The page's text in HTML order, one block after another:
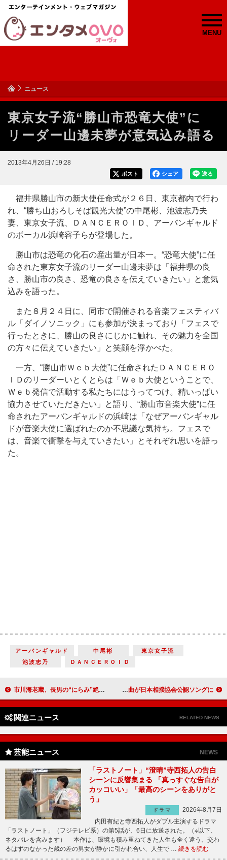
MENU
ニュース
東京女子流“勝山市恐竜大使”に
リーダー山邊未夢が意気込み語る
2013年4月26日 / 19:28
送る
シェア
ポスト
福井県勝山市の新大使任命式が２６日、東京都内で行わ
れ、“勝ち山おろしそば観光大使”の中尾彬、池波志乃夫
妻、東京女子流、ＤＡＮＣＥＲＯＩＤ、アーバンギャルド
のボーカル浜崎容子らが登場した。
勝山市は恐竜の化石の産出量が日本一。“恐竜大使”に任
命された東京女子流のリーダー山邊未夢は「福井県の良
さ、勝山市の良さ、恐竜の良さを伝えていきたい」と意気
込みを語った。
また８月２４日に、同市で開催される音楽フェスティバ
ル「ダイノソニック」にも参加が決まっており「フェスで
行ったときに、勝山の良さにじかに触れ、その魅力を全国
の方々に伝えていきたい」と笑顔を浮かべた。
一方、“勝山市Ｗｅｂ大使”に任命されたＤＡＮＣＥＲＯ
ＩＤのリーダーいとくとらは「Ｗｅｂ大使ということで、
Ｗｅｂ発信で活動する私たちにはうってつけ。精いっぱい
協力させていただきたい」と語り、“勝山市音楽大使”に任
命されたアーバンギャルドの浜崎は「なぜアーバンギャル
ドが音楽大使に選ばれたのか不思議な気持ち。フェスで
は、音楽で衝撃を与えていきたい」とそれぞれ思いを語っ
た。
アーバンギャルド 中尾彬
東京女子流
池波志乃
ＤＡＮＣＥＲＯＩＤ
市川海老蔵、長男の“にらみ”絶賛 話題のブログは「更新減らしていかなきゃ」 風男塾「相撲を世界に広めたい」 新曲が日本相撲協会公認ソングに
関連ニュース RELATED NEWS
芸能ニュース NEWS
「ラストノート」“澄晴”寺西拓人の告白
シーンに反響集まる 「真っすぐな告白が
カッコいい」「最高のシーンをありがと
う」
ドラマ
2026年8月7日
内田有紀と寺西拓人がダブル主演するドラマ
「ラストノート」（フジテレビ系）の第5話が、6日に放送された。（※以下、
ネタバレを含みます） 本作は、環境も積み重ねてきた人生も全く違う、交わ
るはずのなかった歳の差の男女が静かに引かれ合い、人生で … 続きを読む